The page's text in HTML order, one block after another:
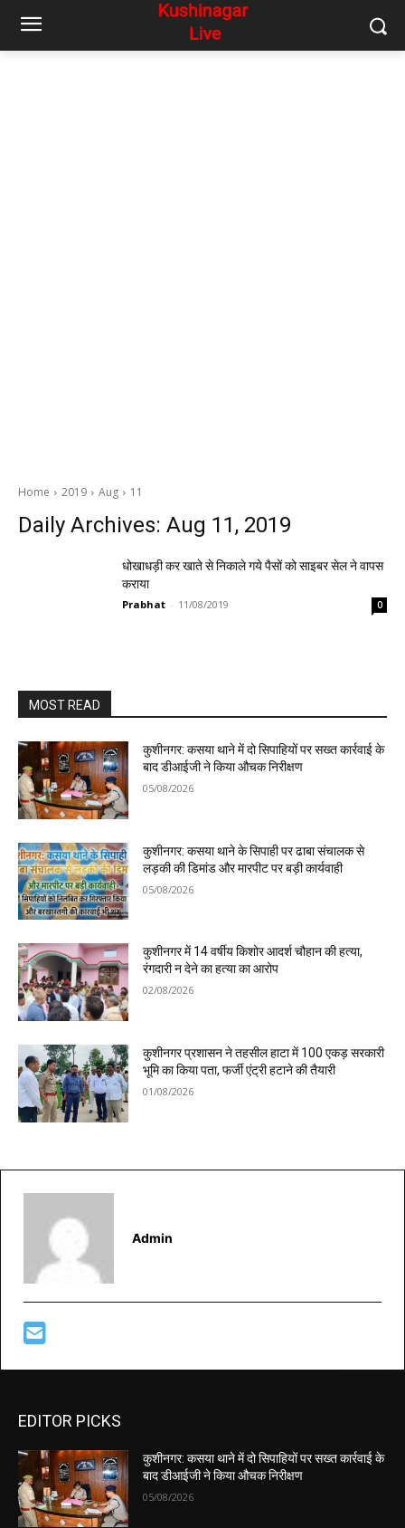
Home 2019 Aug 11
Daily Archives: Aug 11, 2019
धोखाधड़ी कर खाते से निकाले गये पैसों को साइबर सेल ने वापस
कराया
Prabhat - 11/08/2019 0
MOST READ
कुशीनगर: कसया थाने में दो सिपाहियों पर सख्त कार्रवाई के
बाद डीआईजी ने किया औचक निरीक्षण
05/08/2026
कुशीनगर: कसया थाने के सिपाही पर ढाबा संचालक से
लड़की की डिमांड और मारपीट पर बड़ी कार्यवाही
05/08/2026
कुशीनगर में 14 वर्षीय किशोर आदर्श चौहान की हत्या,
रंगदारी न देने का हत्या का आरोप
02/08/2026
कुशीनगर प्रशासन ने तहसील हाटा में 100 एकड़ सरकारी
भूमि का किया पता, फर्जी एंट्री हटाने की तैयारी
01/08/2026
Admin
EDITOR PICKS
कुशीनगर: कसया थाने में दो सिपाहियों पर सख्त कार्रवाई के
बाद डीआईजी ने किया औचक निरीक्षण
05/08/2026